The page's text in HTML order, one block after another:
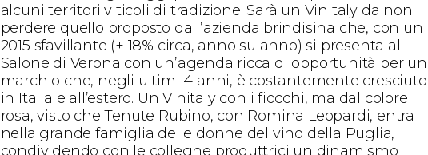
alcuni territori viticoli di tradizione. Sarà un Vinitaly da non
perdere quello proposto dall’azienda brindisina che, con un
2015 sfavillante (+ 18% circa, anno su anno) si presenta al
Salone di Verona con un’agenda ricca di opportunità per un
marchio che, negli ultimi 4 anni, è costantemente cresciuto
in Italia e all’estero. Un Vinitaly con i fiocchi, ma dal colore
rosa, visto che Tenute Rubino, con Romina Leopardi, entra
nella grande famiglia delle donne del vino della Puglia,
condividendo con le colleghe produttrici un dinamismo